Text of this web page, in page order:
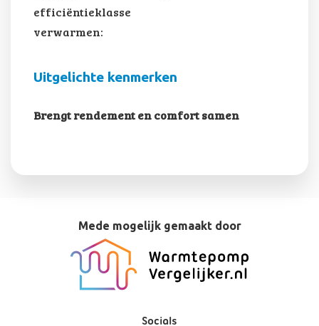
efficiëntieklasse
verwarmen:
Uitgelichte kenmerken
Brengt rendement en comfort samen
Mede mogelijk gemaakt door
Socials